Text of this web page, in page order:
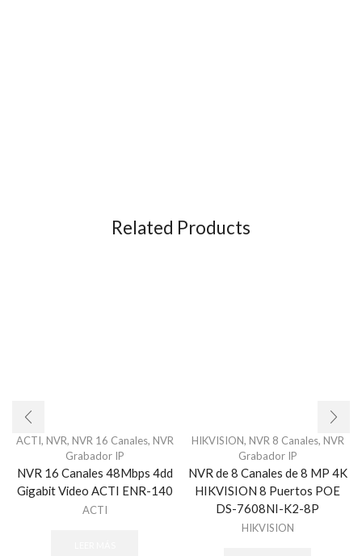
Related Products
ACTI, NVR, NVR 16 Canales, NVR
Grabador IP
NVR 16 Canales 48Mbps 4dd
Gigabit Video ACTI ENR-140
ACTI
HIKVISION, NVR 8 Canales, NVR
Grabador IP
NVR de 8 Canales de 8 MP 4K
HIKVISION 8 Puertos POE
DS-7608NI-K2-8P
HIKVISION